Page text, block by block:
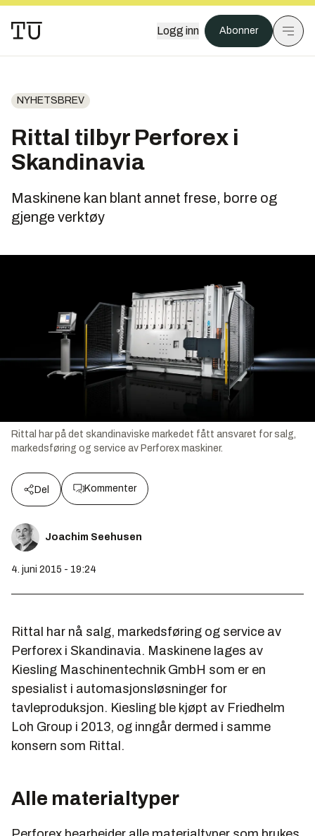
Logg inn Abonner
NYHETSBREV
Rittal tilbyr Perforex i
Skandinavia
Maskinene kan blant annet frese, borre og
gjenge verktøy
Rittal har på det skandinaviske markedet fått ansvaret for salg,
markedsføring og service av Perforex maskiner.
Del Kommenter
Joachim Seehusen
4. juni 2015 - 19:24
Rittal har nå salg, markedsføring og service av
Perforex i Skandinavia. Maskinene lages av
Kiesling Maschinentechnik GmbH som er en
spesialist i automasjonsløsninger for
tavleproduksjon. Kiesling ble kjøpt av Friedhelm
Loh Group i 2013, og inngår dermed i samme
konsern som Rittal.
Alle materialtyper